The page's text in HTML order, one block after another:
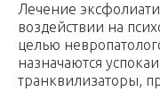
Лечение
воздействии на
целью
назначаются
транквилизаторы,